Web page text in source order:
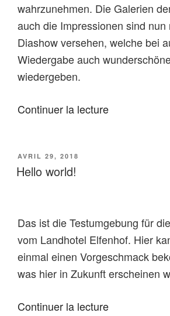
wahrzunehmen. Die Galerien
auch die Impressionen sind nun
Diashow versehen, welche bei
Wiedergabe auch
wiedergeben.
Continuer la lecturede
PUBLIÉ
LE
AVRIL 29, 2018
Hello world!
Das ist die Testumgebung für
vom Landhotel Elfenhof. Hier
einmal einen Vorgeschmack
was hier in Zukunft erscheinen
Continuer la lecturede